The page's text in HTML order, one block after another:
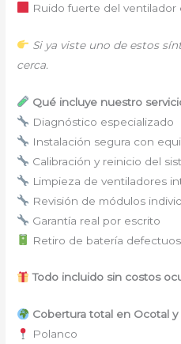
Ruido fuerte del ventilador
Si ya viste uno de estos
cerca.
Qué incluye nuestro
Diagnóstico especializado
Instalación segura con
Calibración y reinicio del
Limpieza de ventiladores
Revisión de módulos
Garantía real por escrito
Retiro de batería
Todo incluido sin costos
Cobertura total en Ocotal
Polanco